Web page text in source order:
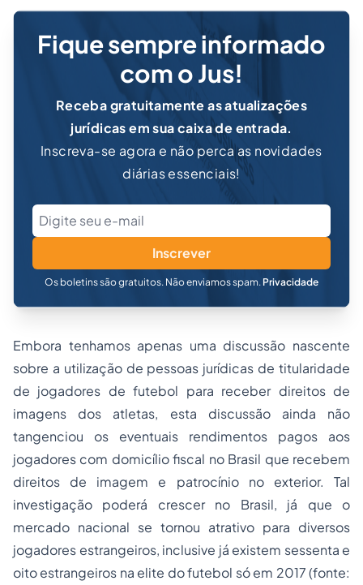
Fique sempre informado
com o Jus!
Receba gratuitamente as atualizações
jurídicas em sua caixa de entrada.
Inscreva-se agora e não perca as novidades
diárias essenciais!
Inscrever
Os boletins são gratuitos. Não enviamos spam. Privacidade
Embora tenhamos apenas uma discussão nascente
sobre a utilização de pessoas jurídicas de titularidade
de jogadores de futebol para receber direitos de
imagens dos atletas, esta discussão ainda não
tangenciou os eventuais rendimentos pagos aos
jogadores com domicílio fiscal no Brasil que recebem
direitos de imagem e patrocínio no exterior. Tal
investigação poderá crescer no Brasil, já que o
mercado nacional se tornou atrativo para diversos
jogadores estrangeiros, inclusive já existem sessenta e
oito estrangeiros na elite do futebol só em 2017 (fonte: